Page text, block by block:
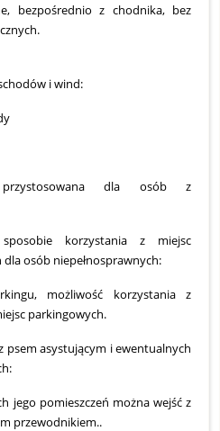
bezpośrednio z chodnika, bez
i wind:
dla osób z
korzystania z miejsc
osób niepełnosprawnych:
możliwość korzystania z
parkingowych.
psem asystującym i ewentualnych
jego pomieszczeń można wejść z
przewodnikiem..